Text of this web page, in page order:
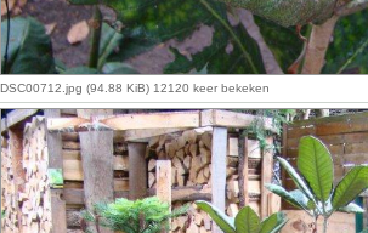
DSC00712.jpg (94.88 KiB) 12120 keer bekeken